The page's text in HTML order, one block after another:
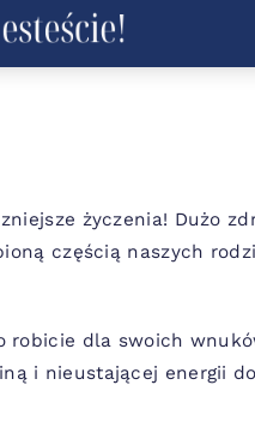
życzenia! Dużo
częścią naszych
robicie dla swoich
i nieustającej energii do